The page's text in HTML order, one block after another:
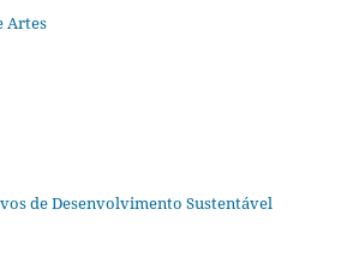
Artes
de Desenvolvimento Sustentável